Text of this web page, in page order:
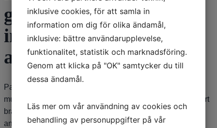
göra vad jag kan för att
inte stelna till också i
ansiktet.
Parkinsonmedicinerna kan hjälpa lite, på samma sätt som
muskler i armar och ben kan mjukas upp. Massage är säkert
bra för stunden och att grimasera och ”överdriva”
ansiktsuttryck kan vara bra om den automatiska
inklusive cookies, för att samla in
information om dig för olika ändamål,
inklusive: bättre användarupplevelse,
funktionalitet, statistik och marknadsföring.
Genom att klicka på "OK" samtycker du till
dessa ändamål.
Läs mer om vår användning av cookies och
behandling av personuppgifter på vår